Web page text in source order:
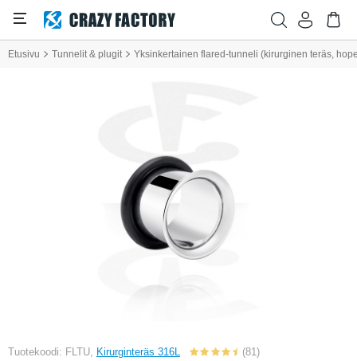
Etusivu Tunnelit & plugit Yksinkertainen flared-tunneli (kirurginen teräs,
Tuotekoodi: FLTU, Kirurginteräs 316L (81)